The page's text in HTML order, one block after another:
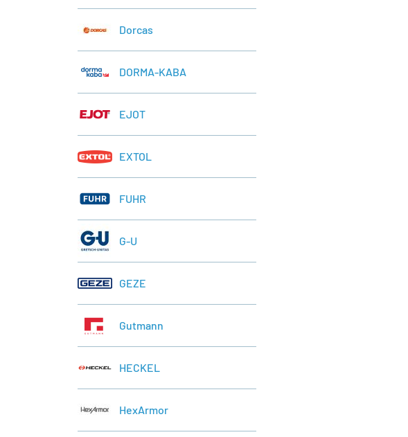
Dorcas
DORMA-KABA
EJOT
EXTOL
FUHR
G-U
GEZE
Gutmann
HECKEL
HexArmor